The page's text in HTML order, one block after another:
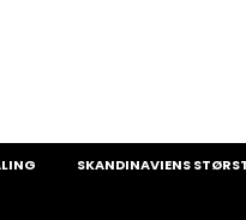
SKANDINAVIENS STØRSTE